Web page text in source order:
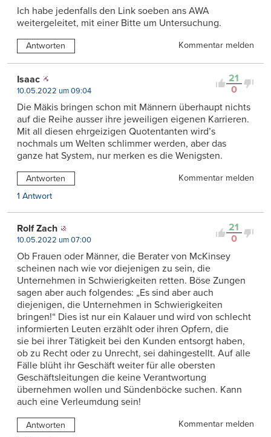
Ich habe jedenfalls den Link soeben ans AWA
weitergeleitet, mit einer Bitte um Untersuchung.
Antworten Kommentar melden
21
0
Isaac
10.05.2022 um 09:04
Die Mäkis bringen schon mit Männern überhaupt nichts
auf die Reihe ausser ihre jeweiligen eigenen Karrieren.
Mit all diesen ehrgeizigen Quotentanten wird’s
nochmals um Welten schlimmer werden, aber das
ganze hat System, nur merken es die Wenigsten.
Antworten
Kommentar melden
1 Antwort
21
0
Rolf Zach
10.05.2022 um 07:00
Ob Frauen oder Männer, die Berater von McKinsey
scheinen nach wie vor diejenigen zu sein, die
Unternehmen in Schwierigkeiten retten. Böse Zungen
sagen aber auch folgendes: „Es sind aber auch
diejenigen, die Unternehmen in Schwierigkeiten
bringen!“ Dies ist nur ein Kalauer und wird von schlecht
informierten Leuten erzählt oder ihren Opfern, die
sie bei ihrer Tätigkeit bei den Kunden entsorgt haben,
ob zu Recht oder zu Unrecht, sei dahingestellt. Auf alle
Fälle blüht ihr Geschäft weiter für alle obersten
Geschäftsleitungen die keine Verantwortung
übernehmen wollen und Sündenböcke suchen. Kann
auch eine Verleumdung sein!
Antworten
Kommentar melden